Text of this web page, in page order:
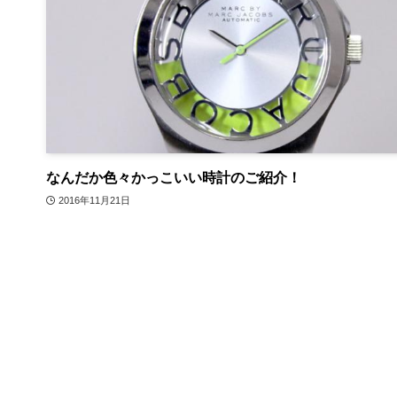
なんだか色々かっこいい時計のご紹介！
2016年11月21日